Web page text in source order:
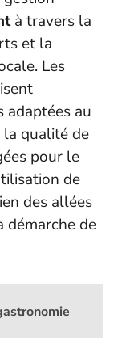
à travers la
et la
Les
adaptées au
qualité de
pour le
de
des allées
démarche de